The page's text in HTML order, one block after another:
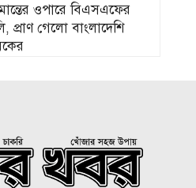
ওপারে বিএসএফের
প্রাণ গেলো বাংলাদেশি
১৪ মাস পর আবারও
শনাক্ত